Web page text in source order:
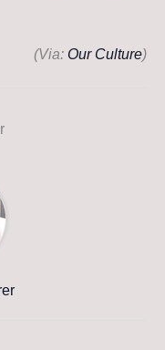
(Via: Our Culture)